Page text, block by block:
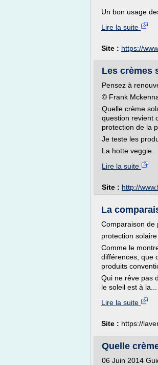
Un bon usage
Lire la suite
Site : https://
Les crèmes
Pensez à
© Frank
Quelle crème
question revient
protection de la
Je teste les
La hotte veggie...
Lire la suite
Site : http://
La
Comparaison de
protection solaire
Comme le
différences, que
produits
Qui ne rêve pas
le soleil est à la...
Lire la suite
Site : https://
Quelle
06 Juin 2014